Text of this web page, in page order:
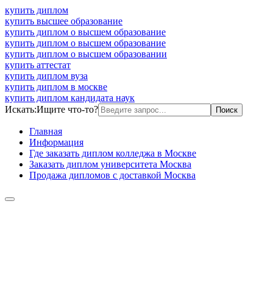
купить диплом
купить высшее образование
купить диплом о высшем образование
купить диплом о высшем образование
купить диплом о высшем образовании
купить аттестат
купить диплом вуза
купить диплом в москве
купить диплом кандидата наук
Искать:Ищите что-то?
Главная
Информация
Где заказать диплом колледжа в Москве
Заказать диплом университета Москва
Продажа дипломов с доставкой Москва